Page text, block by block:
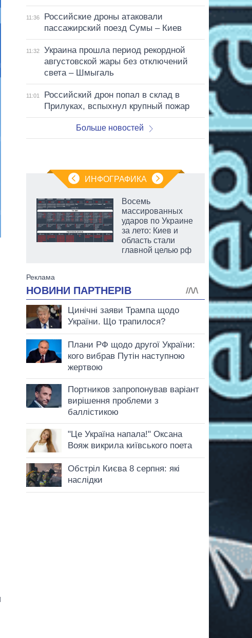
11:36
Российские дроны атаковали
пассажирский поезд Сумы – Киев
11:32
Украина прошла период рекордной
августовской жары без отключений
света – Шмыгаль
11:01
Российский дрон попал в склад в
Прилуках, вспыхнул крупный пожар
Больше новостей
ИНФОГРАФИКА
Восемь
массированных
ударов по Украине
за лето: Киев и
область стали
главной целью рф